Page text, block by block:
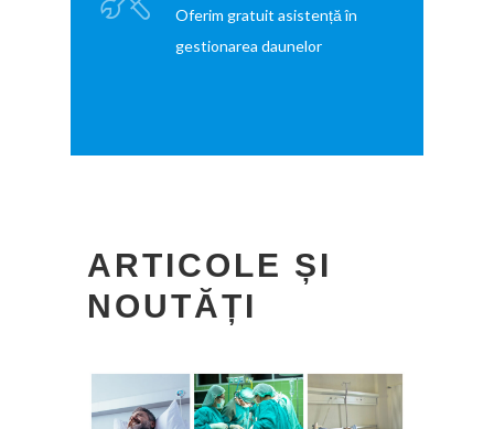
Oferim gratuit asistență în
gestionarea daunelor
ARTICOLE ȘI
NOUTĂȚI